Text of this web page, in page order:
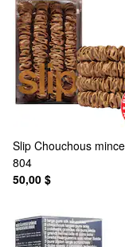
Slip Chouchous
804
50,00 $